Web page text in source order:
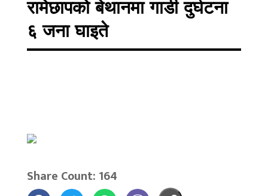
रामेछापको बेथानमा गाडी दुर्घटना
६ जना घाइते
Share Count: 164